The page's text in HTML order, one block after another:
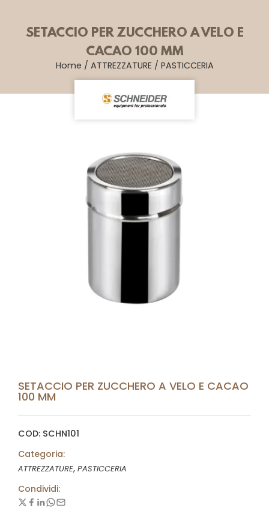
SETACCIO PER ZUCCHERO A VELO E
CACAO 100 MM
Home / ATTREZZATURE/ PASTICCERIA
SETACCIO PER ZUCCHERO A VELO E CACAO
100 MM
COD: SCHN101
Categoria:
ATTREZZATURE, PASTICCERIA
Condividi: